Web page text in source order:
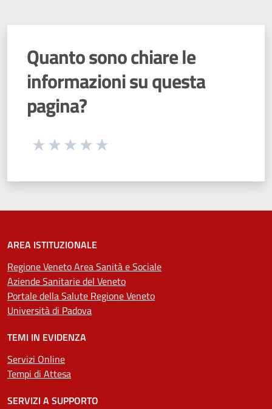
Quanto sono chiare le
informazioni su questa
pagina?
Seleziona una valutazione da 1 a 5 stelle
AREA ISTITUZIONALE
Regione Veneto Area Sanità e Sociale
Aziende Sanitarie del Veneto
Portale della Salute Regione Veneto
Università di Padova
TEMI IN EVIDENZA
Servizi Online
Tempi di Attesa
SERVIZI A SUPPORTO